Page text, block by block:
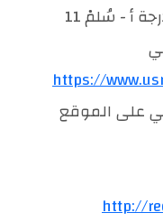
أ - سُلمْ 11
https://
على الموقع
http://